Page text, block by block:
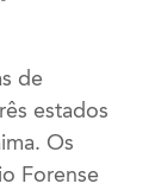
de
estados
Os
Forense